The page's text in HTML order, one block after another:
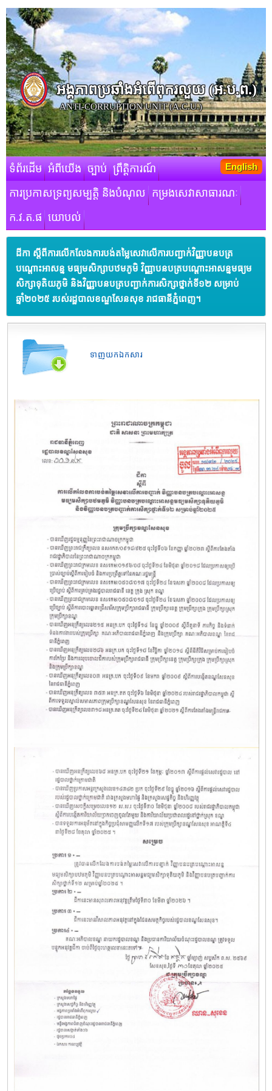
អង្គភាពប្រឆាំងអំពើពុករលួយ​ (អ.ប.ព.)
ANTI-CORRUPTION UNIT (A.C.U.)
ទំព័រដើម អំពីយើង ច្បាប់ ព្រឹត្តិការណ៍
ការប្រកាសទ្រព្យសម្បត្តិ និងបំណុល កម្រងសេវាសាធារណៈ
ក.វ.ត.ផ យោបល់
English
ដីកា ស្តីពីការលើកលែងការបង់តម្លៃសេវាលើការបញ្ជាក់វិញ្ញាបនបត្រ
បណ្តោះអាសន្ន មធ្យមសិក្សាបឋមភូមិ វិញ្ញាបនបត្របណ្តោះអាសន្នមធ្យម
សិក្សាទុតិយភូមិ និងវិញ្ញាបនបត្របញ្ជាក់ការសិក្សាថ្នាក់ទី១២ សម្រាប់
ឆ្នាំ២០២៥ របស់រដ្ឋបាលខណ្ឌសែនសុខ រាជធានីភ្នំពេញ។
ទាញយកឯកសារ